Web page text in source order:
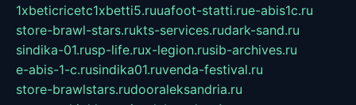
1xbeticricetc1xbetti5.ruuafoot-statti.rue-abis1c.ru
store-brawl-stars.rukts-services.rudark-sand.ru
sindika-01.rusp-life.rux-legion.rusib-archives.ru
e-abis-1-c.rusindika01.ruvenda-festival.ru
store-brawlstars.rudooraleksandria.ru